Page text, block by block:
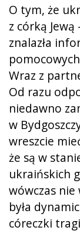
O tym, że
z córką
znalazła
Wraz z
Od razu
niedawno
w
wreszcie
że są w
ukraińskich
wówczas nie
była
córeczki